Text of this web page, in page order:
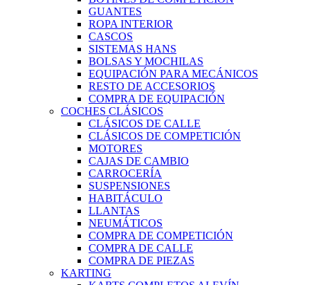
GUANTES
ROPA INTERIOR
CASCOS
SISTEMAS HANS
BOLSAS Y MOCHILAS
EQUIPACIÓN PARA MECÁNICOS
RESTO DE ACCESORIOS
COMPRA DE EQUIPACIÓN
COCHES CLÁSICOS
CLÁSICOS DE CALLE
CLÁSICOS DE COMPETICIÓN
MOTORES
CAJAS DE CAMBIO
CARROCERÍA
SUSPENSIONES
HABITÁCULO
LLANTAS
NEUMÁTICOS
COMPRA DE COMPETICIÓN
COMPRA DE CALLE
COMPRA DE PIEZAS
KARTING